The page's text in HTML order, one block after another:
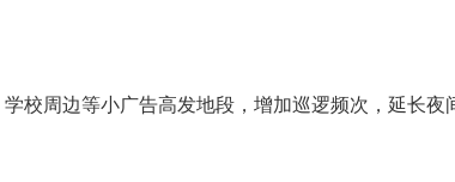
校周边等小广告高发地段，增加巡逻频次，延长夜